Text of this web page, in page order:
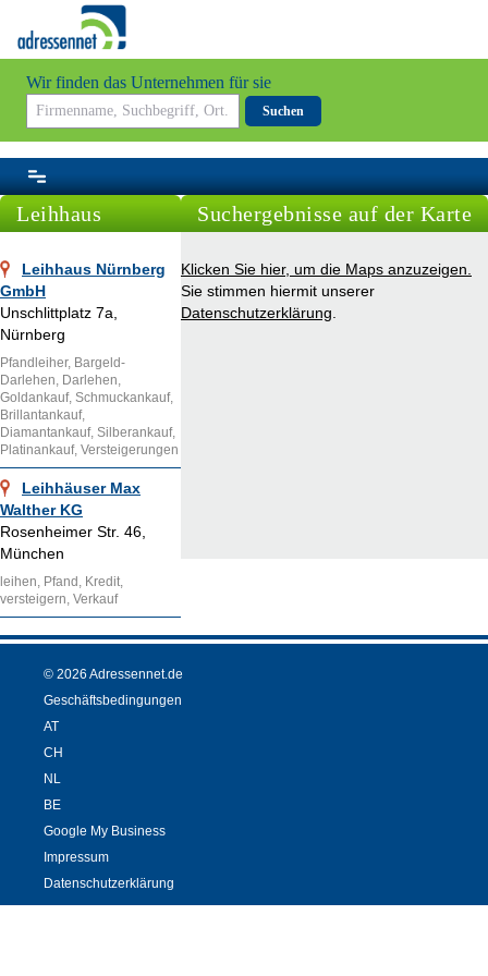
Wir finden das Unternehmen für sie
Suchen
Leihhaus
Leihhaus Nürnberg
GmbH
Unschlittplatz 7a,
Nürnberg
Pfandleiher, Bargeld-
Darlehen, Darlehen,
Goldankauf, Schmuckankauf,
Brillantankauf,
Diamantankauf, Silberankauf,
Platinankauf, Versteigerungen
Leihhäuser Max
Walther KG
Rosenheimer Str. 46,
München
leihen, Pfand, Kredit,
versteigern, Verkauf
Suchergebnisse auf der Karte
Klicken Sie hier, um die Maps anzuzeigen.
Sie stimmen hiermit unserer
Datenschutzerklärung
© 2026 Adressennet.de
Geschäftsbedingungen
AT
CH
NL
BE
Google My Business
Impressum
Datenschutzerklärung